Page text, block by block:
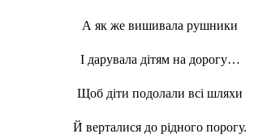
А як же вишивала рушники
І дарувала дітям на дорогу…
Щоб діти подолали всі шляхи
Й верталися до рідного порогу.